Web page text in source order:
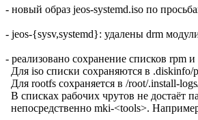
- новый образ jeos-systemd.iso по
- jeos-{sysv,systemd}: удалены drm
- реализовано сохранение списков rpm
Для iso списки сохраняются в
Для rootfs сохраняется в /root/.install-
В списках рабочих чрутов не достаёт
непосредственно mki-<tools>.